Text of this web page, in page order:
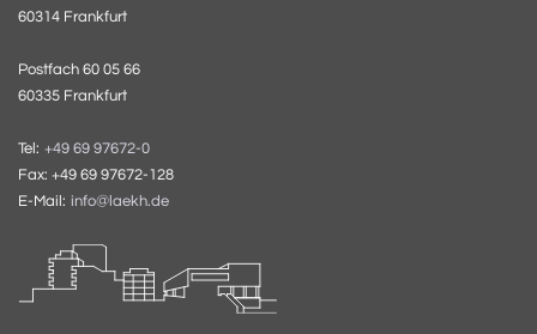
60314 Frankfurt
Postfach 60 05 66
60335 Frankfurt
Tel: +49 69 97672-0
Fax: +49 69 97672-128
E-Mail: info@laekh.de